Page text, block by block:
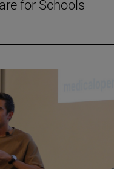
for Schools